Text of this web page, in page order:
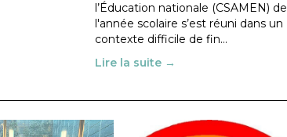
l’Éducation nationale (CSAMEN) de
l'année scolaire s’est réuni dans un
contexte difficile de fin…
Lire la suite →